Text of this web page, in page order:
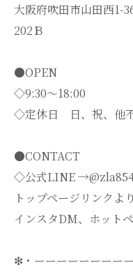
大阪府吹田市山田西1-
202Ｂ
●OPEN
◇9:30～18:00
◇定休日 日、祝、他
●CONTACT
◇公式LINE
トップページリンクよ
インスタDM、ホット
❇・ーーーーーーーー